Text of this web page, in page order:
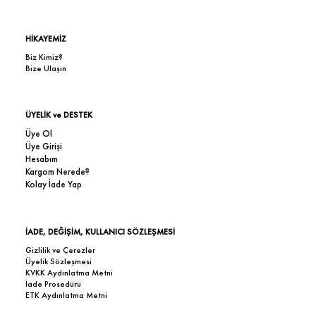
HİKAYEMİZ
Biz Kimiz?
Bize Ulaşın
ÜYELİK ve DESTEK
Üye Ol
Üye Girişi
Hesabım
Kargom Nerede?
Kolay İade Yap
İADE, DEĞİŞİM, KULLANICI SÖZLEŞMESİ
Gizlilik ve Çerezler
Üyelik Sözleşmesi
KVKK Aydınlatma Metni
İade Prosedürü
ETK Aydınlatma Metni